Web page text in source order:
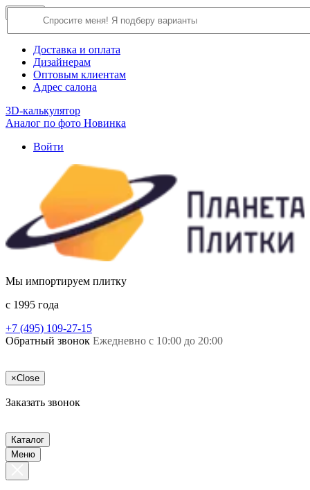
О компании
Доставка и оплата
Дизайнерам
Оптовым клиентам
Адрес салона
3D-калькулятор
Аналог по фото Новинка
Войти
Мы импортируем плитку
c 1995 года
+7 (495) 109-27-15
Обратный звонок Ежедневно с 10:00 до 20:00
×Close
Заказать звонок
Каталог
Меню